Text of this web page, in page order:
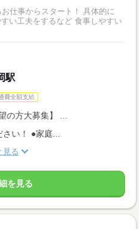
からスタート！ 具体的に
駅
費全額支給
の方大募集】 ...
さい！ ●家庭...
見る
を見る